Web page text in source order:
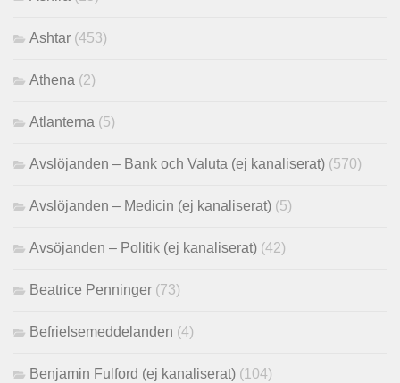
Ashtar (453)
Athena (2)
Atlanterna (5)
Avslöjanden – Bank och Valuta (ej kanaliserat) (570)
Avslöjanden – Medicin (ej kanaliserat) (5)
Avsöjanden – Politik (ej kanaliserat) (42)
Beatrice Penninger (73)
Befrielsemeddelanden (4)
Benjamin Fulford (ej kanaliserat) (104)